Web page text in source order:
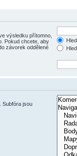
výsledku přítomno,
Pokud chcete, aby
závorek oddělené
Subfóra jsou